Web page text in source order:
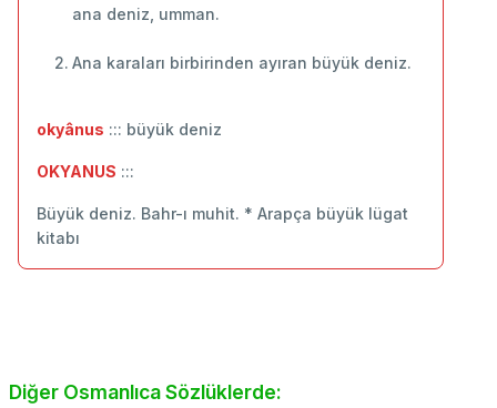
ana deniz, umman.
Ana karaları birbirinden ayıran büyük deniz.
okyânus ::: büyük deniz
OKYANUS :::
Büyük deniz. Bahr-ı muhit. * Arapça büyük lügat
kitabı
Diğer Osmanlıca Sözlüklerde: